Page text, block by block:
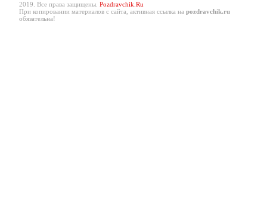
2019. Все права защищены. Pozdravchik.Ru
При копировании материалов с сайта, активная ссылка на pozdravchik.ru
обязательна!